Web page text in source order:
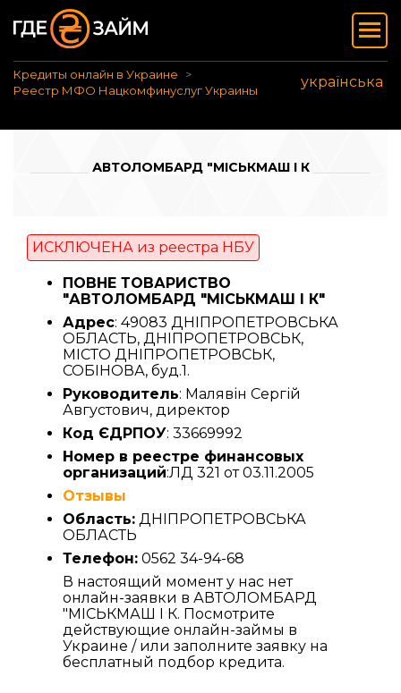
Кредиты онлайн в Украине
Реестр МФО Нацкомфинуслуг Украины
українська
АВТОЛОМБАРД "МІСЬКМАШ І К
ИСКЛЮЧЕНА из реестра НБУ
ПОВНЕ ТОВАРИСТВО
"АВТОЛОМБАРД "МІСЬКМАШ І К"
Адрес: 49083 ДНІПРОПЕТРОВСЬКА
ОБЛАСТЬ, ДНІПРОПЕТРОВСЬК,
МІСТО ДНІПРОПЕТРОВСЬК,
СОБІНОВА, буд.1.
Руководитель: Малявін Сергій
Августович, директор
Код ЄДРПОУ: 33669992
Номер в реестре финансовых
организаций:ЛД 321 от 03.11.2005
Отзывы
Область: ДНІПРОПЕТРОВСЬКА
ОБЛАСТЬ
Телефон: 0562 34-94-68
В настоящий момент у нас нет
онлайн-заявки в АВТОЛОМБАРД
"МІСЬКМАШ І К. Посмотрите
действующие онлайн-займы в
Украине / или заполните заявку на
бесплатный подбор кредита.